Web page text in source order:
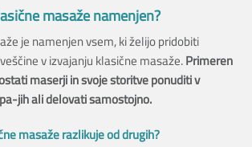
masaže namenjen?
je namenjen vsem, ki želijo pridobiti
v izvajanju klasične masaže.Primeren
maserji in svoje storitve ponuditi v
jih ali delovati samostojno.
masaže razlikuje od drugih?